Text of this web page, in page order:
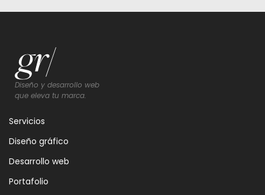
Diseño y desarrollo web
que eleva tu marca.
Servicios
Diseño gráfico
Desarrollo web
Portafolio